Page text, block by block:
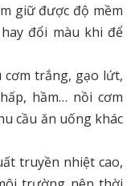
giữ được độ mềm
đổi màu khi để
cơm trắng, gạo lứt,
hầm… nồi cơm
cầu ăn uống khác
truyền nhiệt cao,